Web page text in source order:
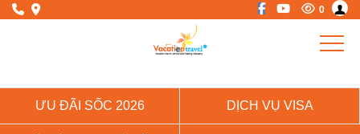
0
ƯU ĐÃI SỐC 2026 DỊCH VỤ VISA